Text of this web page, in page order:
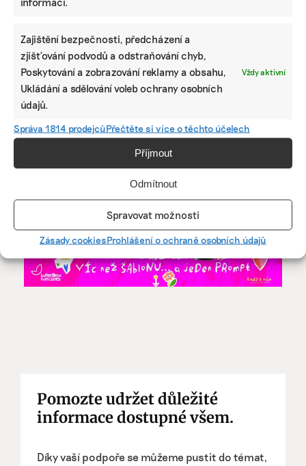
Zajištění bezpečnosti, předcházení a
zjišťování podvodů a odstraňování chyb,
Poskytování a zobrazování reklamy a obsahu,
Ukládání a sdělování voleb ochrany osobních
údajů.
Vždy aktivní
Správa 1814 prodejcůPřečtěte si více o těchto účelech
Příjmout
Odmítnout
Spravovat možnosti
Zásady cookiesProhlášení o ochraně osobních údajů
KAROLÍNA CHLUMECKÁ
Karolína studuje žurnalistiku na Fakultě sociálních věd
Univerzity Karlovy. Z témat se věnuje mimo jiné udržitelné
Pomozte udržet důležité
informace dostupné všem.
Díky vaší podpoře se můžeme pustit do témat,